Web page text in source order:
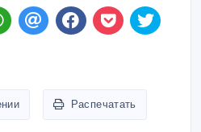
Распечатать